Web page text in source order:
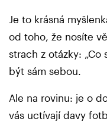
Je to krásná
od toho, že nosíte
strach z otázky: „Co
být sám sebou.
Ale na rovinu: je o
vás uctívají davy